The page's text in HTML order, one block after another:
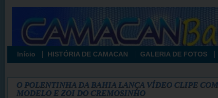
Início HISTÓRIA DE CAMACAN GALERIA DE FOTOS
O POLENTINHA DA BAHIA LANÇA VÍDEO CLIPE
MODELO E ZOI DO CREMOSINHO